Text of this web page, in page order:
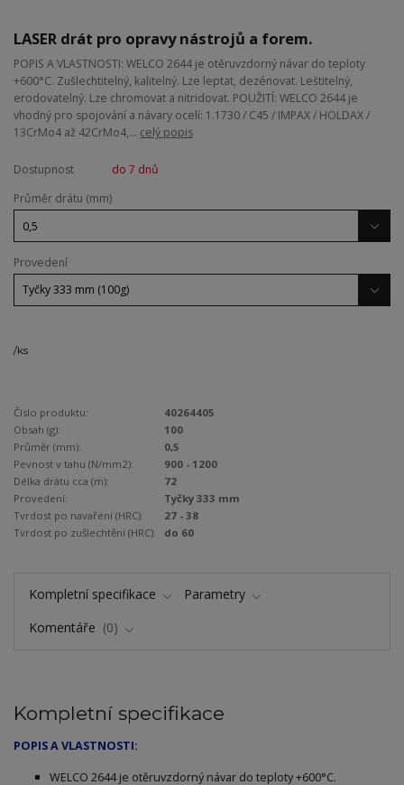
LASER drát pro opravy nástrojů a forem.
POPIS A VLASTNOSTI: WELCO 2644 je otěruvzdorný návar do teploty
+600°C. Zušlechtitelný, kalitelný. Lze leptat, dezénovat. Leštitelný,
erodovatelný. Lze chromovat a nitridovat. POUŽITÍ: WELCO 2644 je
vhodný pro spojování a návary ocelí: 1.1730 / C45 / IMPAX / HOLDAX /
13CrMo4 až 42CrMo4,... celý popis
Dostupnost
do 7 dnů
Průměr drátu (mm)
Provedení
/ks
Číslo produktu:
40264405
Obsah (g):
100
Průměr (mm):
0,5
Pevnost v tahu (N/mm2):
900 - 1200
Délka drátu cca (m):
72
Provedení:
Tyčky 333 mm
Tvrdost po navaření (HRC):
27 - 38
Tvrdost po zušlechtění (HRC):
do 60
Kompletní specifikace
Parametry
Komentáře
0
Kompletní specifikace
POPIS A VLASTNOSTI:
WELCO 2644 je otěruvzdorný návar do teploty +600°C.